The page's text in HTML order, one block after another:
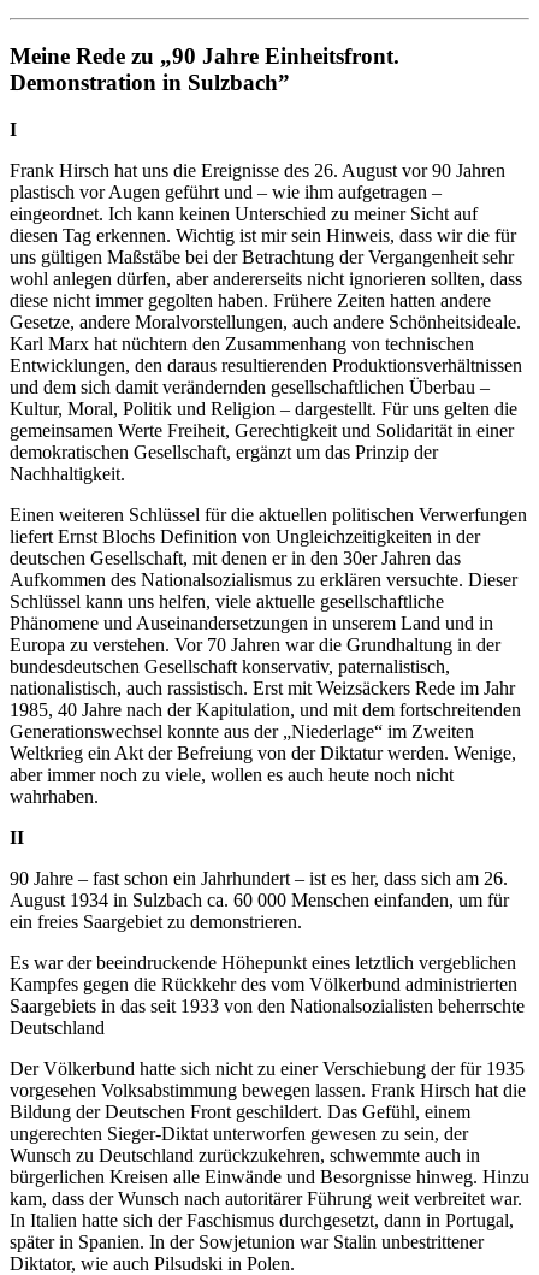
Meine Rede zu „90 Jahre Einheitsfront.
Demonstration in Sulzbach”
I
Frank Hirsch hat uns die Ereignisse des 26. August vor 90 Jahren
plastisch vor Augen geführt und – wie ihm aufgetragen –
eingeordnet. Ich kann keinen Unterschied zu meiner Sicht auf
diesen Tag erkennen. Wichtig ist mir sein Hinweis, dass wir die für
uns gültigen Maßstäbe bei der Betrachtung der Vergangenheit sehr
wohl anlegen dürfen, aber andererseits nicht ignorieren sollten, dass
diese nicht immer gegolten haben. Frühere Zeiten hatten andere
Gesetze, andere Moralvorstellungen, auch andere Schönheitsideale.
Karl Marx hat nüchtern den Zusammenhang von technischen
Entwicklungen, den daraus resultierenden Produktionsverhältnissen
und dem sich damit verändernden gesellschaftlichen Überbau –
Kultur, Moral, Politik und Religion – dargestellt. Für uns gelten die
gemeinsamen Werte Freiheit, Gerechtigkeit und Solidarität in einer
demokratischen Gesellschaft, ergänzt um das Prinzip der
Nachhaltigkeit.
Einen weiteren Schlüssel für die aktuellen politischen Verwerfungen
liefert Ernst Blochs Definition von Ungleichzeitigkeiten in der
deutschen Gesellschaft, mit denen er in den 30er Jahren das
Aufkommen des Nationalsozialismus zu erklären versuchte. Dieser
Schlüssel kann uns helfen, viele aktuelle gesellschaftliche
Phänomene und Auseinandersetzungen in unserem Land und in
Europa zu verstehen. Vor 70 Jahren war die Grundhaltung in der
bundesdeutschen Gesellschaft konservativ, paternalistisch,
nationalistisch, auch rassistisch. Erst mit Weizsäckers Rede im Jahr
1985, 40 Jahre nach der Kapitulation, und mit dem fortschreitenden
Generationswechsel konnte aus der „Niederlage“ im Zweiten
Weltkrieg ein Akt der Befreiung von der Diktatur werden. Wenige,
aber immer noch zu viele, wollen es auch heute noch nicht
wahrhaben.
II
90 Jahre – fast schon ein Jahrhundert – ist es her, dass sich am 26.
August 1934 in Sulzbach ca. 60 000 Menschen einfanden, um für
ein freies Saargebiet zu demonstrieren.
Es war der beeindruckende Höhepunkt eines letztlich vergeblichen
Kampfes gegen die Rückkehr des vom Völkerbund administrierten
Saargebiets in das seit 1933 von den Nationalsozialisten beherrschte
Deutschland
Der Völkerbund hatte sich nicht zu einer Verschiebung der für 1935
vorgesehen Volksabstimmung bewegen lassen. Frank Hirsch hat die
Bildung der Deutschen Front geschildert. Das Gefühl, einem
ungerechten Sieger-Diktat unterworfen gewesen zu sein, der
Wunsch zu Deutschland zurückzukehren, schwemmte auch in
bürgerlichen Kreisen alle Einwände und Besorgnisse hinweg. Hinzu
kam, dass der Wunsch nach autoritärer Führung weit verbreitet war.
In Italien hatte sich der Faschismus durchgesetzt, dann in Portugal,
später in Spanien. In der Sowjetunion war Stalin unbestrittener
Diktator, wie auch Pilsudski in Polen.